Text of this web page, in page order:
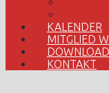
KALENDER
MITGLIED
KONTAKT